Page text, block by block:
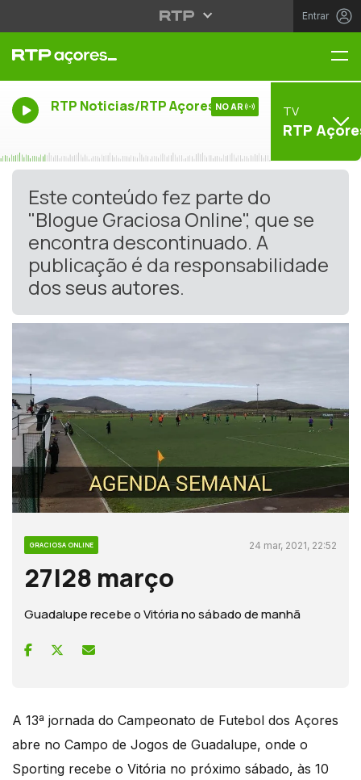
Entrar
RTP Noticias/RTP Açores NO AR TV
RTP
Este conteúdo fez parte do
"Blogue Graciosa Online", que se
encontra descontinuado. A
publicação é da responsabilidade
dos seus autores.
GRACIOSA ONLINE 24 mar, 2021, 22:52
27|28 março
Guadalupe recebe o Vitória no sábado de manhã
A 13ª jornada do Campeonato de Futebol dos Açores
abre no Campo de Jogos de Guadalupe, onde o
Sporting recebe o Vitória no próximo sábado, às 10